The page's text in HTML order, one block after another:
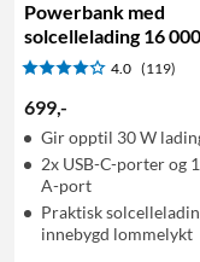
Powerbank med
solcellelading 16
4.0 (119)
699,-
Gir opptil 30 W
2x USB-C-porter og
A-port
Praktisk
innebygd lommelykt